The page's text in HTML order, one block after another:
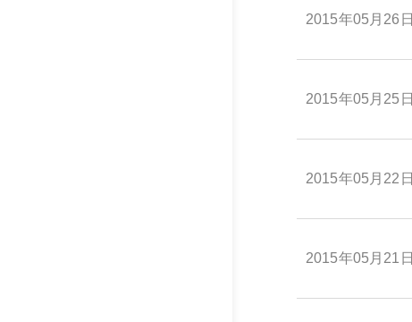
2015年05月26日
2015年05月25日
2015年05月22日
2015年05月21日